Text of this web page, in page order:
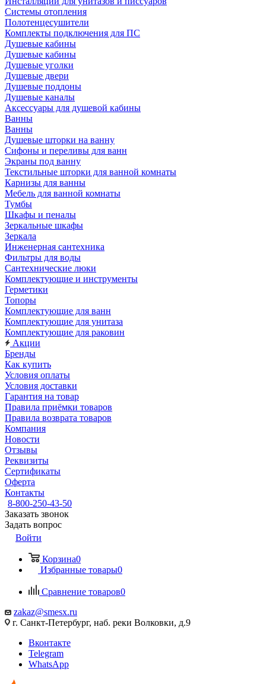
Системы отопления
Полотенцесушители
Комплекты подключения для ПС
Душевые кабины
Душевые кабины
Душевые уголки
Душевые двери
Душевые поддоны
Душевые каналы
Аксессуары для душевой кабины
Ванны
Ванны
Душевые шторки на ванну
Сифоны и переливы для ванн
Экраны под ванну
Текстильные шторки для ванной комнаты
Карнизы для ванны
Мебель для ванной комнаты
Тумбы
Шкафы и пеналы
Зеркальные шкафы
Зеркала
Инженерная сантехника
Фильтры для воды
Сантехнические люки
Комплектующие и инструменты
Герметики
Топоры
Комплектующие для ванн
Комплектующие для унитаза
Комплектующие для раковин
Акции
Бренды
Как купить
Условия оплаты
Условия доставки
Гарантия на товар
Правила приёмки товаров
Правила возврата товаров
Компания
Новости
Отзывы
Реквизиты
Сертификаты
Оферта
Контакты
8-800-250-43-50
Заказать звонок
Задать вопрос
Войти
Корзина0
Избранные товары0
Сравнение товаров0
zakaz@smesx.ru
г. Санкт-Петербург, наб. реки Волковки, д.9
Вконтакте
Telegram
WhatsApp